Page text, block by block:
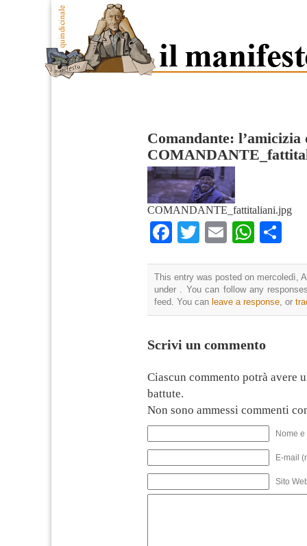
Comandante:
COMANDANTE_fattitaliani.jpg
Facebook
Twitter
Email
This entry was posted on mercoledì,
under . You can follow any
feed. You can leave a response , or
Scrivi un commento
Ciascun commento potrà avere
battute.
Non sono ammessi commenti
Nome
E-mail
Sito